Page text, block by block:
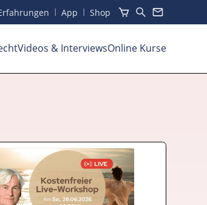
I App I Shop
Videos & InterviewsOnline Kurse